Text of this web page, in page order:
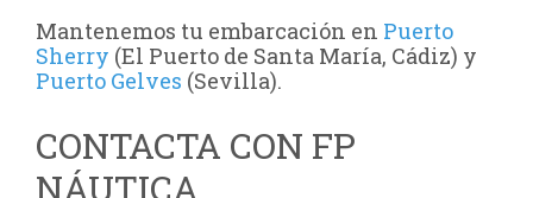
Mantenemos tu embarcación en Puerto
Sherry (El Puerto de Santa María, Cádiz) y
Puerto Gelves (Sevilla).
CONTACTA CON FP
NÁUTICA